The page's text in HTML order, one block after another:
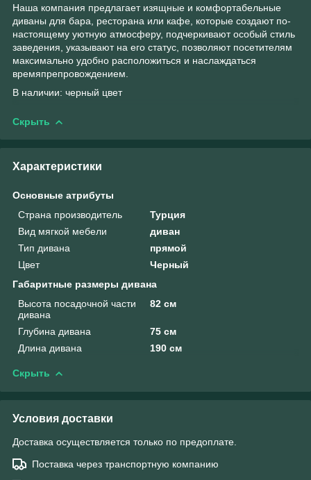
Наша компания предлагает изящные и комфортабельные
диваны для бара, ресторана или кафе, которые создают по-
настоящему уютную атмосферу, подчеркивают особый стиль
заведения, указывают на его статус, позволяют посетителям
максимально удобно расположиться и наслаждаться
времяпрепровождением.
В наличии: черный цвет
Скрыть
Характеристики
Основные атрибуты
Страна производитель
Турция
Вид мягкой мебели
диван
Тип дивана
прямой
Цвет
Черный
Габаритные размеры дивана
Высота посадочной части
дивана
82 см
Глубина дивана
75 см
Длина дивана
190 см
Скрыть
Условия доставки
Доставка осуществляется только по предоплате.
Поставка через транспортную компанию